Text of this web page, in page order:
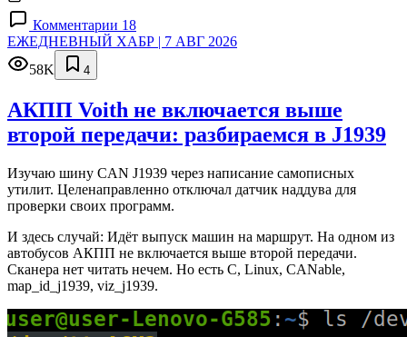
Комментарии 18
ЕЖЕДНЕВНЫЙ ХАБР | 7 АВГ 2026
58K
4
АКПП Voith не включается выше
второй передачи: разбираемся в J1939
Изучаю шину CAN J1939 через написание самописных
утилит. Целенаправленно отключал датчик наддува для
проверки своих программ.
И здесь случай: Идёт выпуск машин на маршрут. На одном из
автобусов АКПП не включается выше второй передачи.
Сканера нет читать нечем. Но есть C, Linux, CANable,
map_id_j1939, viz_j1939.